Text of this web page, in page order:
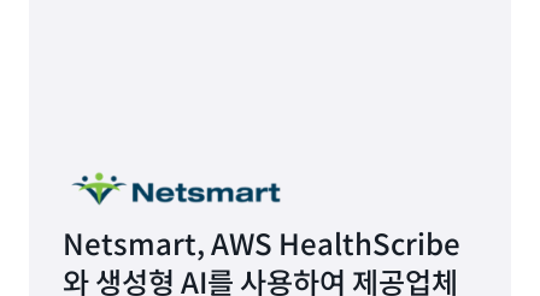
Netsmart, AWS HealthScribe
와 생성형 AI를 사용하여 제공업체